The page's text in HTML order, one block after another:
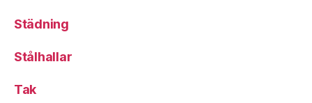
Städning
Stålhallar
Tak